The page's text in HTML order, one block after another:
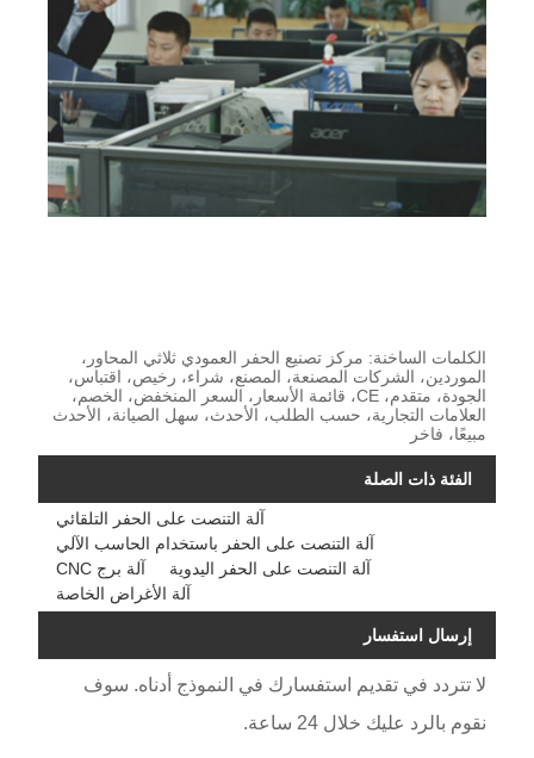
الكلمات الساخنة: مركز تصنيع الحفر العمودي ثلاثي المحاور،
الموردين، الشركات المصنعة، المصنع، شراء، رخيص، اقتباس،
الجودة، متقدم، CE، قائمة الأسعار، السعر المنخفض، الخصم،
العلامات التجارية، حسب الطلب، الأحدث، سهل الصيانة، الأحدث
مبيعًا، فاخر
الفئة ذات الصلة
آلة التنصت على الحفر التلقائي
آلة التنصت على الحفر باستخدام الحاسب الآلي
آلة برج CNC
آلة التنصت على الحفر اليدوية
آلة الأغراض الخاصة
إرسال استفسار
لا تتردد في تقديم استفسارك في النموذج أدناه. سوف
نقوم بالرد عليك خلال 24 ساعة.